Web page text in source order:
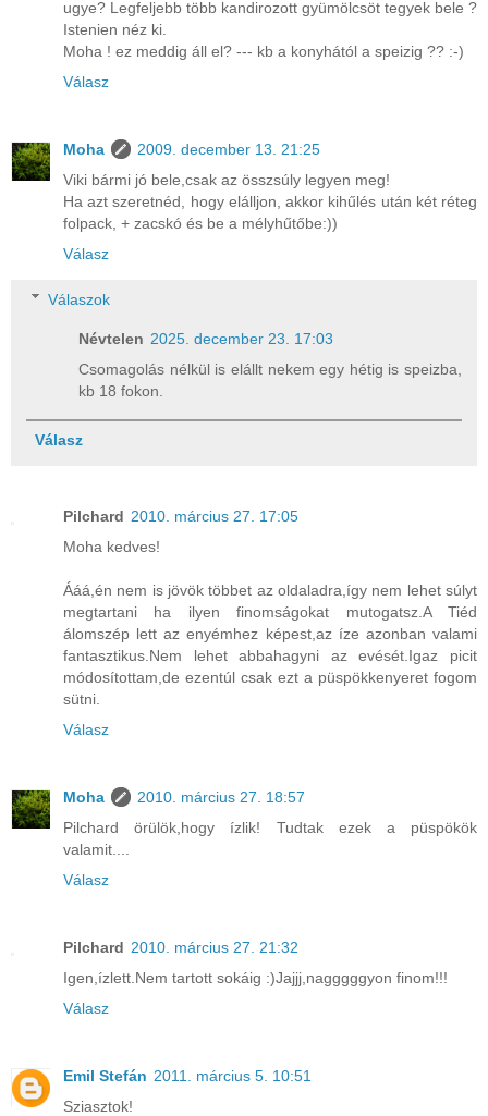
ugye? Legfeljebb több kandirozott gyümölcsöt tegyek bele ?
Istenien néz ki.
Moha ! ez meddig áll el? --- kb a konyhától a speizig ?? :-)
Válasz
Moha
2009. december 13. 21:25
Viki bármi jó bele,csak az összsúly legyen meg!
Ha azt szeretnéd, hogy elálljon, akkor kihűlés után két réteg
folpack, + zacskó és be a mélyhűtőbe:))
Válasz
Válaszok
Névtelen 2025. december 23. 17:03
Csomagolás nélkül is elállt nekem egy hétig is speizba,
kb 18 fokon.
Válasz
Pilchard 2010. március 27. 17:05
Moha kedves!
Ááá,én nem is jövök többet az oldaladra,így nem lehet súlyt
megtartani ha ilyen finomságokat mutogatsz.A Tiéd
álomszép lett az enyémhez képest,az íze azonban valami
fantasztikus.Nem lehet abbahagyni az evését.Igaz picit
módosítottam,de ezentúl csak ezt a püspökkenyeret fogom
sütni.
Válasz
Moha
2010. március 27. 18:57
Pilchard örülök,hogy ízlik! Tudtak ezek a püspökök
valamit....
Válasz
Pilchard 2010. március 27. 21:32
Igen,ízlett.Nem tartott sokáig :)Jajjj,nagggggyon finom!!!
Válasz
Emil Stefán 2011. március 5. 10:51
Sziasztok!